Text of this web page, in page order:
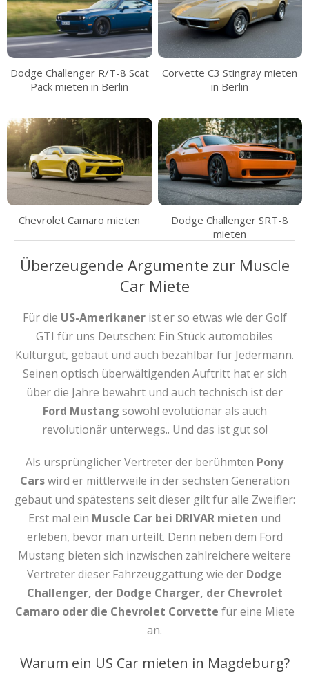
Dodge Challenger R/T-8 Scat
Pack mieten in Berlin
Corvette C3 Stingray mieten
in Berlin
Chevrolet Camaro mieten
Dodge Challenger SRT-8
mieten
Überzeugende Argumente zur Muscle
Car Miete
Für die US-Amerikanerist er so etwas wie der Golf
GTI für uns Deutschen: Ein Stück automobiles
Kulturgut, gebaut und auch bezahlbar für Jedermann.
Seinen optisch überwältigenden Auftritt hat er sich
über die Jahre bewahrt und auch technisch ist der
Ford Mustang sowohl evolutionär als auch
revolutionär unterwegs.. Und das ist gut so!
Als ursprünglicher Vertreter der berühmten Pony
Carswird er mittlerweile in der sechsten Generation
gebaut und spätestens seit dieser gilt für alle Zweifler:
Erst mal ein Muscle Car bei DRIVAR mieten und
erleben, bevor man urteilt. Denn neben dem Ford
Mustang bieten sich inzwischen zahlreichere weitere
Vertreter dieser Fahrzeuggattung wie der Dodge
Challenger, der Dodge Charger, der Chevrolet
Camaro oder die Chevrolet Corvette für eine Miete
an.
Warum ein US Car mieten in Magdeburg?